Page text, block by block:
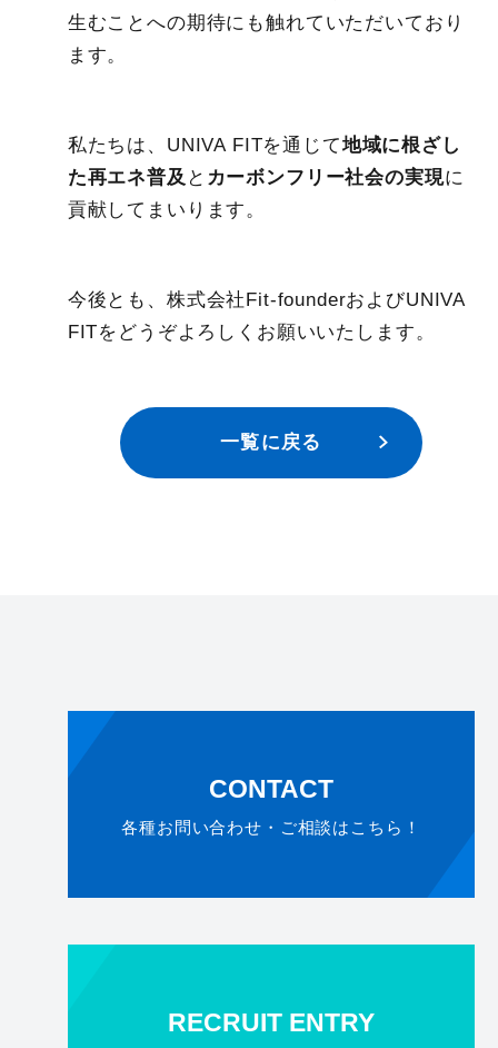
生むことへの期待にも触れていただいており
ます。
私たちは、UNIVA FITを通じて地域に根ざし
た再エネ普及 と カーボンフリー社会の実現に
貢献してまいります。
今後とも、株式会社Fit-founderおよびUNIVA
FITをどうぞよろしくお願いいたします。
一覧に戻る
CONTACT
各種お問い合わせ・ご相談はこちら！
RECRUIT ENTRY